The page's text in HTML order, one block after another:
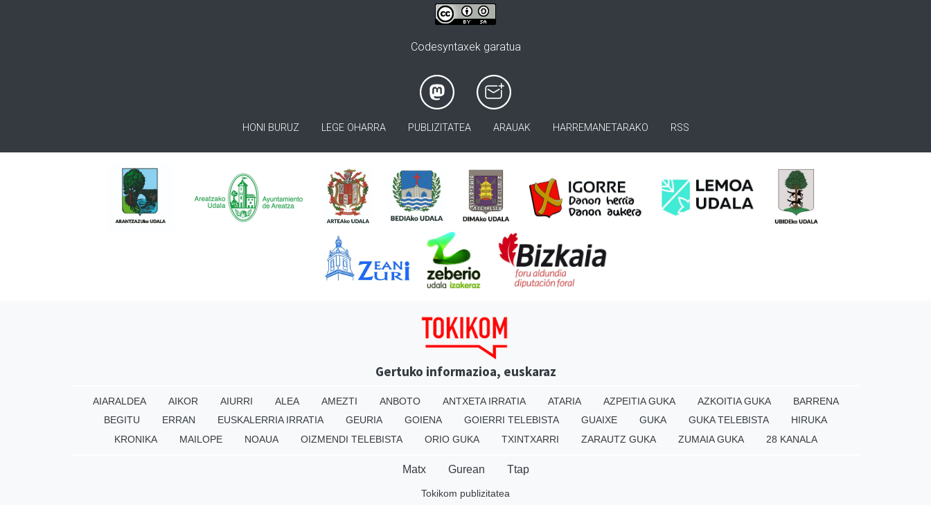
Codesyntaxek garatua
HONI BURUZ LEGE OHARRA PUBLIZITATEA ARAUAK HARREMANETARAKO RSS
Gertuko informazioa, euskaraz
AIARALDEA AIKOR AIURRI ALEA AMEZTI ANBOTO ANTXETA IRRATIA ATARIA AZPEITIA GUKA AZKOITIA GUKA
BARRENA
BEGITU
ERRAN EUSKALERRIA IRRATIA GEURIA GOIENA GOIERRI TELEBISTA GUAIXE GUKA GUKA TELEBISTA
HIRUKA
KRONIKA
MAILOPE NOAUA OIZMENDI TELEBISTA ORIO GUKA TXINTXARRI ZARAUTZ GUKA ZUMAIA GUKA 28 KANALA
Matx Gurean Ttap
Tokikom publizitatea